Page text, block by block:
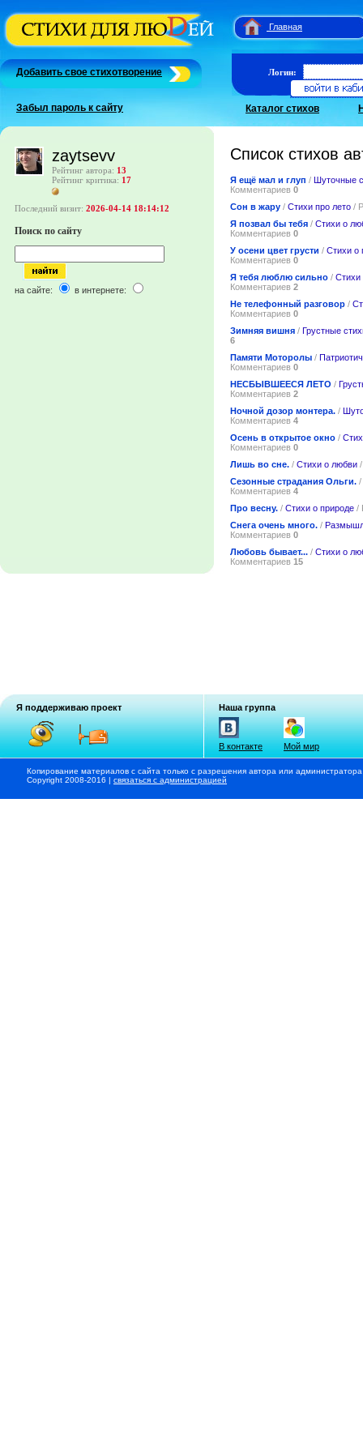
Главная
Добавить свое стихотворение
Забыл пароль к сайту
Логин:
Каталог стихов
zaytsevv
Рейтинг автора: 13
Рейтинг критика: 17
Последний визит: 2026-04-14 18:14:12
Поиск по сайту
на сайте: в интернете:
Список стихов
Я ещё мал и глуп / Шуточные
Комментариев 0
Сон в жару / Стихи про лето /
Я позвал бы тебя / Стихи о
Комментариев 0
У осени цвет грусти / Стихи о
Комментариев 0
Я тебя люблю сильно / Стихи
Комментариев 2
Не телефонный разговор /
Комментариев 0
Зимняя вишня / Грустные
6
Памяти Моторолы /
Комментариев 0
НЕСБЫВШЕЕСЯ ЛЕТО /
Комментариев 2
Ночной дозор монтера. /
Комментариев 4
Осень в открытое окно /
Комментариев 0
Лишь во сне. / Стихи о любви
Сезонные страдания Ольги. /
Комментариев 4
Про весну. / Стихи о природе /
Снега очень много. /
Комментариев 0
Любовь бывает... / Стихи о
Комментариев 15
Я поддерживаю проект Наша группа
В контакте Мой мир
Копирование материалов с сайта только с разрешения автора или
Copyright 2008-2016 | связаться с администрацией